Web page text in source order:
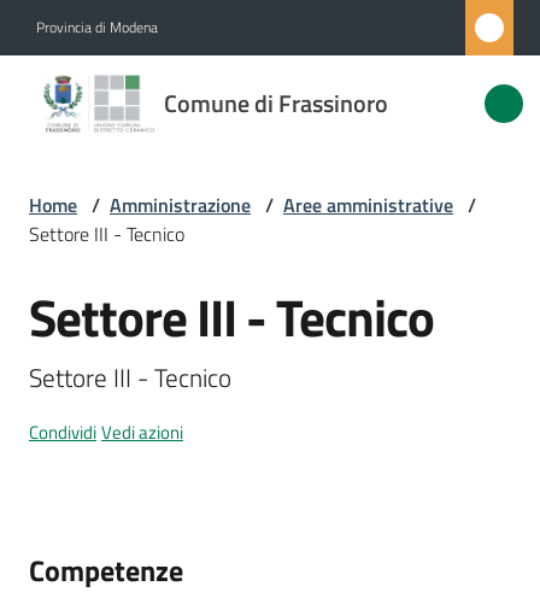
Provincia di Modena
Comune di Frassinoro
Comune di
Frassinoro
Amministrazione
Menu selezionato
Vivere
Frassinoro
Home / Amministrazione / Aree amministrative /
Settore III - Tecnico
Salta al contenuto
Settore III - Tecnico
Settore III - Tecnico
CondividiVedi azioni
Competenze